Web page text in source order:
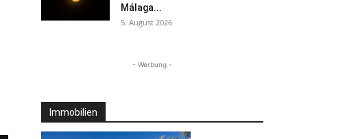
Málaga...
5. August 2026
- Werbung -
Immobilien